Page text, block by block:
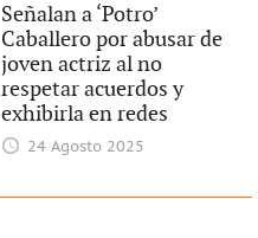
Señalan a ‘Potro’
Caballero por abusar de
joven actriz al no
respetar acuerdos y
exhibirla en redes
24 Agosto 2025